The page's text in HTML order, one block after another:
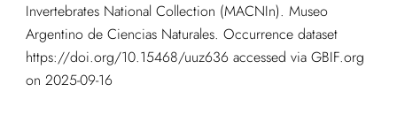
Invertebrates National Collection (MACNIn). Museo
Argentino de Ciencias Naturales. Occurrence dataset
https://doi.org/10.15468/uuz636 accessed via GBIF.org
on 2025-09-16